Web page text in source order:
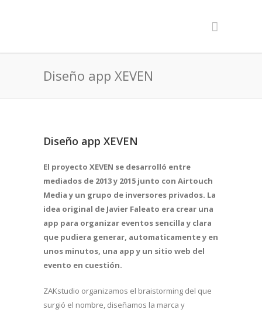
Diseño app XEVEN
Diseño app XEVEN
El proyecto XEVEN se desarrolló entre
mediados de 2013 y 2015 junto con Airtouch
Media y un grupo de inversores privados. La
idea original de Javier Faleato era crear una
app para organizar eventos sencilla y clara
que pudiera generar, automaticamente y en
unos minutos, una app y un sitio web del
evento en cuestión.
ZAKstudio organizamos el braistorming del que
surgió el nombre, diseñamos la marca y